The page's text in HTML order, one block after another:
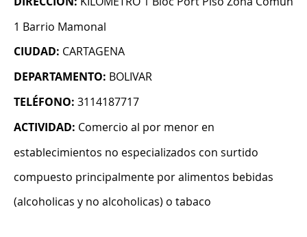
1 Barrio Mamonal
CIUDAD: CARTAGENA
DEPARTAMENTO: BOLIVAR
TELÉFONO: 3114187717
ACTIVIDAD: Comercio al por menor en
establecimientos no especializados con surtido
compuesto principalmente por alimentos bebidas
(alcoholicas y no alcoholicas) o tabaco